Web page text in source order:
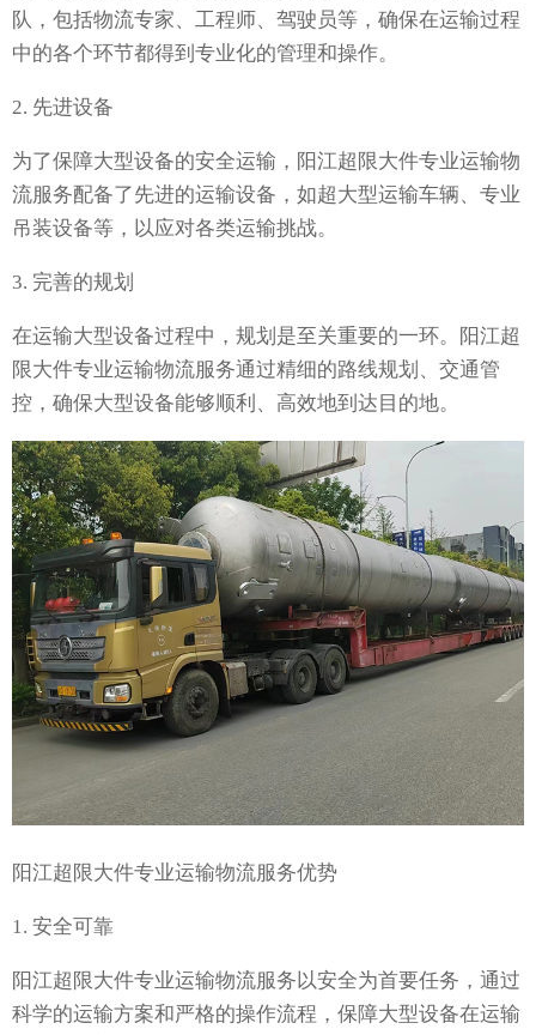
队，包括物流专家、工程师、驾驶员等，确保在运输过程
中的各个环节都得到专业化的管理和操作。
2. 先进设备
为了保障大型设备的安全运输，阳江超限大件专业运输物
流服务配备了先进的运输设备，如超大型运输车辆、专业
吊装设备等，以应对各类运输挑战。
3. 完善的规划
在运输大型设备过程中，规划是至关重要的一环。阳江超
限大件专业运输物流服务通过精细的路线规划、交通管
控，确保大型设备能够顺利、高效地到达目的地。
阳江超限大件专业运输物流服务优势
1. 安全可靠
阳江超限大件专业运输物流服务以安全为首要任务，通过
科学的运输方案和严格的操作流程，保障大型设备在运输